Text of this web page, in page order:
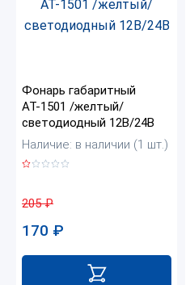
Фонарь габаритный
АТ-1501 /желтый/
светодиодный 12В/24В
Наличие: в наличии (1 шт.)
205₽
170 ₽